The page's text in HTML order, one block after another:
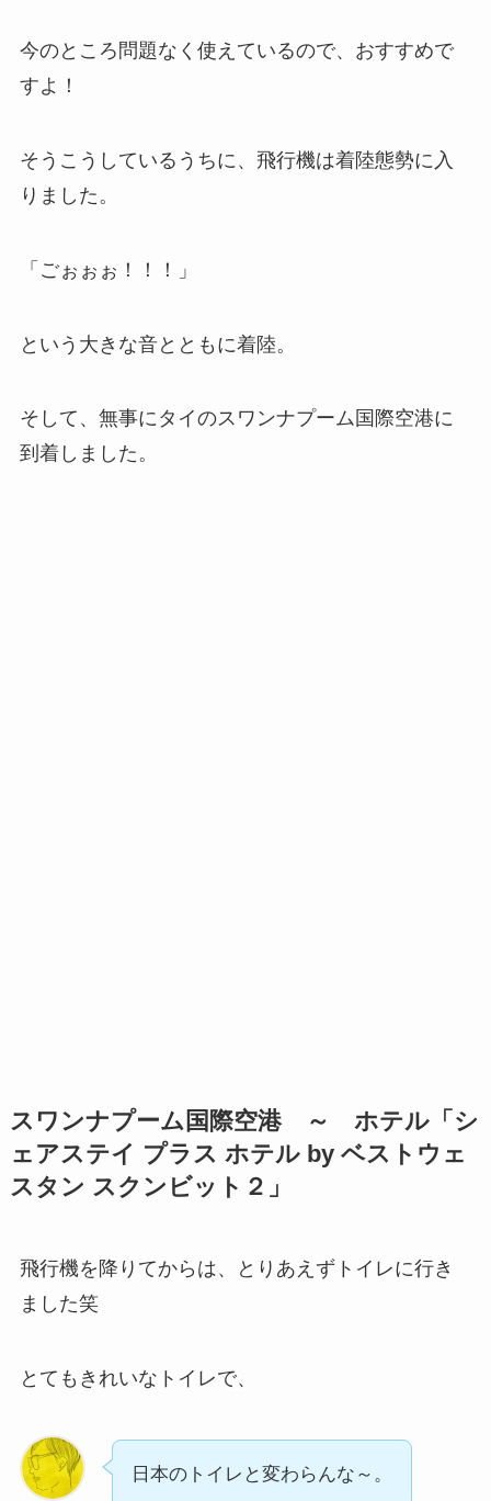
今のところ問題なく使えているので、おすすめで
すよ！
そうこうしているうちに、飛行機は着陸態勢に入
りました。
「ごぉぉぉ！！！」
という大きな音とともに着陸。
そして、無事にタイのスワンナプーム国際空港に
到着しました。
スワンナプーム国際空港 ～ ホテル「シ
ェアステイ プラス ホテル by ベストウェ
スタン スクンビット２ 」
飛行機を降りてからは、とりあえずトイレに行き
ました笑
とてもきれいなトイレで、
日本のトイレと変わらんな～。